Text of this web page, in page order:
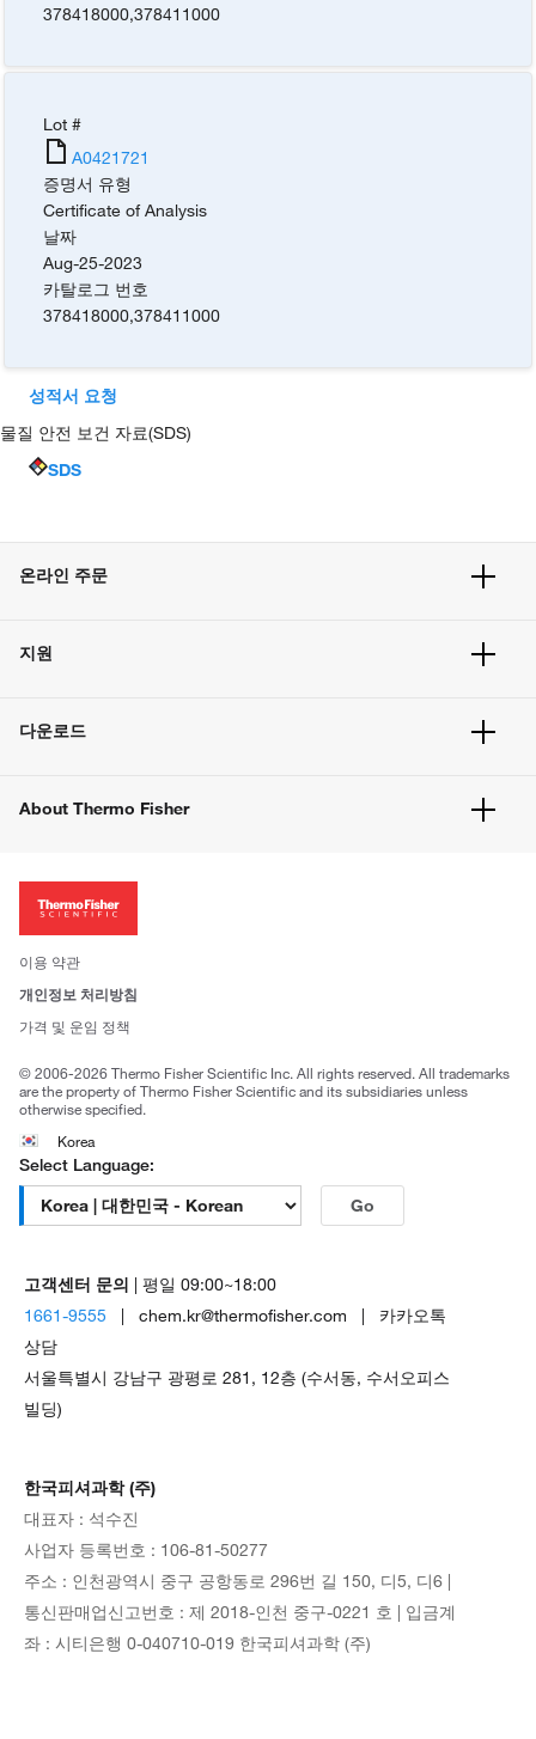
378418000,378411000
Lot #
A0421721
증명서 유형
Certificate of Analysis
날짜
Aug-25-2023
카탈로그 번호
378418000,378411000
성적서 요청
물질 안전 보건 자료(SDS)
SDS
온라인 주문
주문 방법
벌크 주문
지원
고객 센터
웹사이트 개선사항
다운로드
About Thermo Fisher
투자자
사회적 책임
브랜드
이용 약관
개인정보 처리방침
가격 및 운임 정책
© 2006-2026 Thermo Fisher Scientific Inc. All rights reserved. All trademarks
are the property of Thermo Fisher Scientific and its subsidiaries unless
otherwise specified.
Korea
Select Language:
Go
고객센터 문의 | 평일 09:00~18:00
1661-9555 | chem.kr@thermofisher.com | 카카오톡
상담
서울특별시 강남구 광평로 281, 12층 (수서동, 수서오피스
빌딩)
한국피셔과학 (주)
대표자 : 석수진
사업자 등록번호 : 106-81-50277
주소 : 인천광역시 중구 공항동로 296번 길 150, 디5, 디6 |
통신판매업신고번호 : 제 2018-인천 중구-0221 호 | 입금계
좌 : 시티은행 0-040710-019 한국피셔과학 (주)